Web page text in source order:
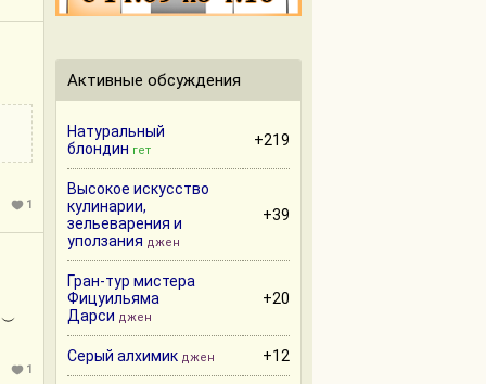
1
1
Активные обсуждения
Натуральный
блондин гет
+219
Высокое искусство
кулинарии,
зельеварения и
уползания джен
+39
Гран-тур мистера
Фицуильяма
Дарси джен
+20
Серый алхимик джен +12